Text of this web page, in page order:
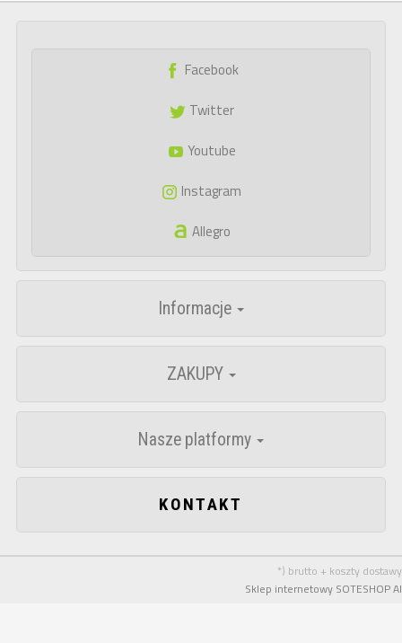
Facebook
Twitter
Youtube
Instagram
Allegro
Informacje
ZAKUPY
Nasze platformy
KONTAKT
*) brutto + koszty dostawy
Sklep internetowy SOTESHOP AI